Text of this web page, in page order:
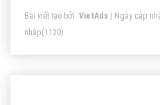
Bài viết tạo bởi: VietAds | Ngày cập
nhập(1120)